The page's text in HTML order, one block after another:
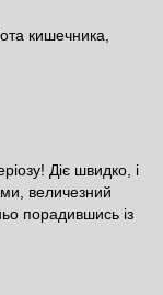
кишечника,
Діє швидко, і
величезний
порадившись із